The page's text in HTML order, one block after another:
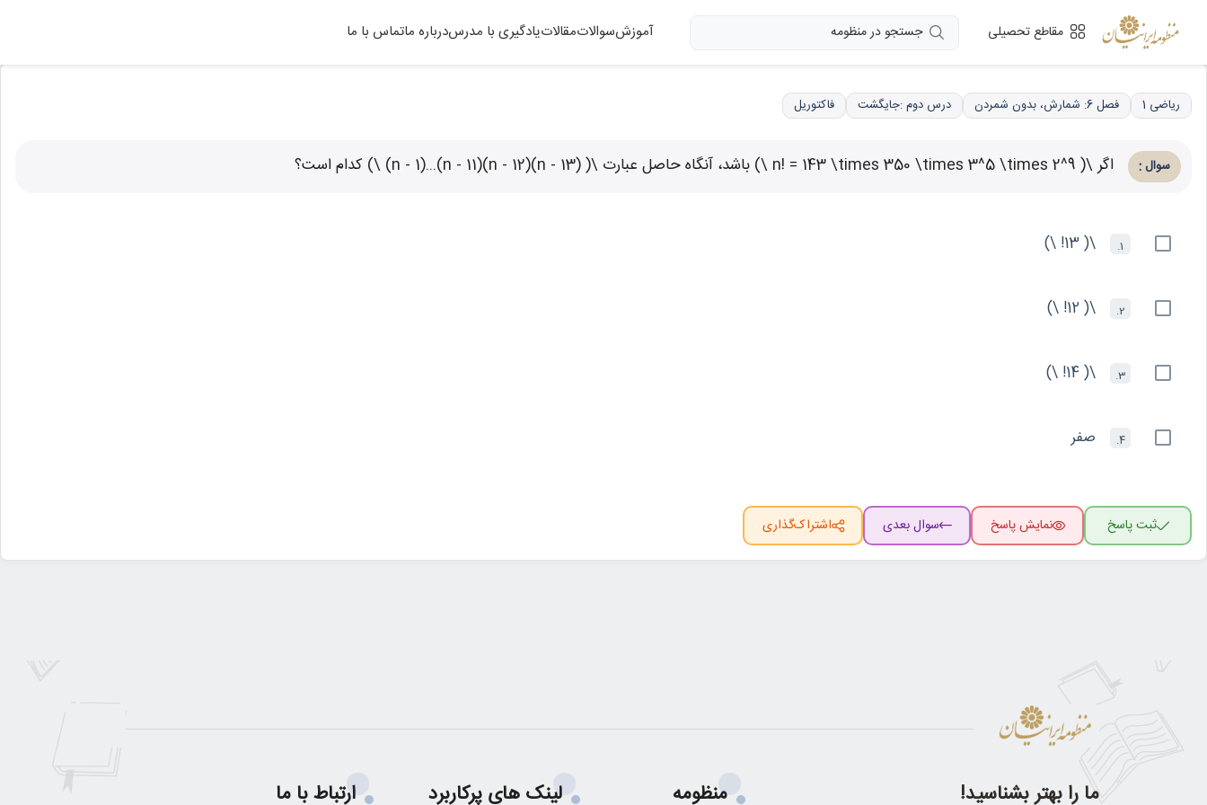
مقاطع تحصیلی جستجو در منظومه آموزشسوالاتمقالاتیادگیری با مدرسدرباره ماتماس با ما
ریاضی 1 فصل 6: شمارش، بدون شمردن درس دوم :جایگشت فاکتوریل
سوال : اگر \( n! = 143 \times 350 \times 3^5 \times 2^9 \) باشد، آنگاه حاصل عبارت \( (n - 13)(n - 12)(n - 11)...(n - 1) \) کدام است؟
1.
\( 13! \)
2.
\( 12! \)
3.
\( 14! \)
4. صفر
ثبت پاسخ نمایش پاسخ سوال بعدی اشتراک‌گذاری
ما را بهتر بشناسید! منظومه لینک های پرکاربرد ارتباط با ما